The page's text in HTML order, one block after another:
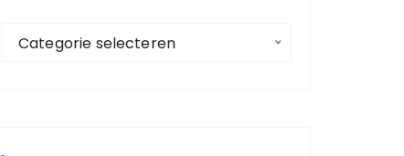
Categorie selecteren